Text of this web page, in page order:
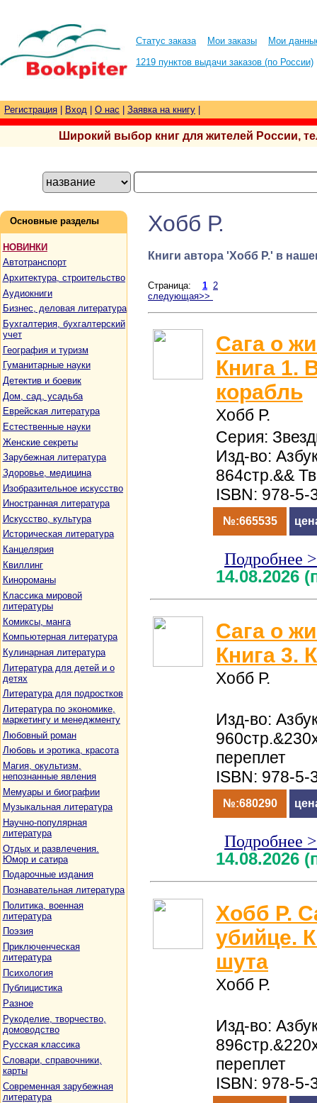
Статус заказа Мои заказы
Мои
1219 пунктов выдачи заказов (по России)
Регистрация Вход О нас Заявка на книгу
Широкий выбор книг для жителей России,
Основные разделы
НОВИНКИ
Автотранспорт
Архитектура, строительство
Аудиокниги
Бизнес, деловая литература
Бухгалтерия, бухгалтерский
учет
География и туризм
Гуманитарные науки
Детектив и боевик
Дом, сад, усадьба
Еврейская литература
Естественные науки
Женские секреты
Зарубежная литература
Здоровье, медицина
Изобразительное искусство
Иностранная литература
Искусство, культура
Историческая литература
Канцелярия
Квиллинг
Кинороманы
Классика мировой
литературы
Комиксы, манга
Компьютерная литература
Кулинарная литература
Литература для детей и о
детях
Литература для подростков
Литература по экономике,
маркетингу и менеджменту
Любовный роман
Любовь и эротика, красота
Магия, окультизм,
непознанные явления
Мемуары и биографии
Музыкальная литература
Научно-популярная
литература
Отдых и развлечения.
Юмор и сатира
Подарочные издания
Познавательная литература
Политика, военная
литература
Поэзия
Приключенческая
литература
Психология
Публицистика
Разное
Рукоделие, творчество,
домоводство
Русская классика
Словари, справочники,
карты
Современная зарубежная
литература
Хобб Р.
Книги автора 'Хобб Р.' в
Страница: 1 2
следующая>>
Сага о
Книга 1.
корабль
Хобб Р.
Серия:
Изд-во:
864стр.&&
ISBN: 978-5-
№:665535
Подробнее
14.08.2026
Сага о
Книга 3.
Хобб Р.
Изд-во:
переплет
ISBN: 978-5-
№:680290
Подробнее
14.08.2026
Хобб Р.
убийце.
шута
Хобб Р.
Изд-во:
переплет
ISBN: 978-5-